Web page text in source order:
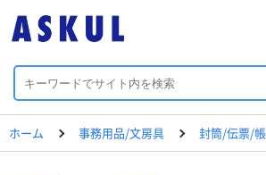
ホーム 事務用品/文房具 封筒/伝票/